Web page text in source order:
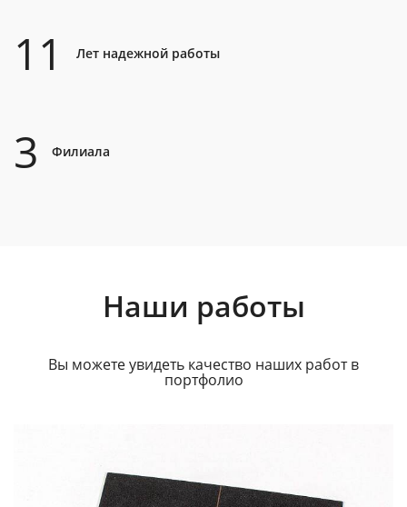
11 Лет надежной работы
3 Филиала
Наши работы
Вы можете увидеть качество наших работ в
портфолио